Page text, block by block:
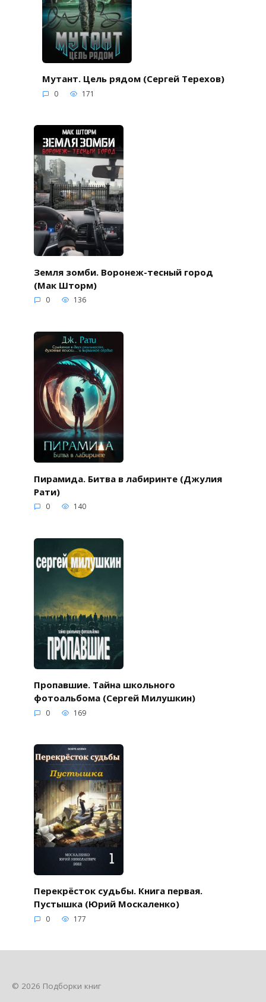
Мутант. Цель рядом (Сергей Терехов)
0 171
Земля зомби. Воронеж-тесный город
(Мак Шторм)
0 136
Пирамида. Битва в лабиринте (Джулия
Рати)
0 140
Пропавшие. Тайна школьного
фотоальбома (Сергей Милушкин)
0 169
Перекрёсток судьбы. Книга первая.
Пустышка (Юрий Москаленко)
0 177
© 2026 Подборки книг